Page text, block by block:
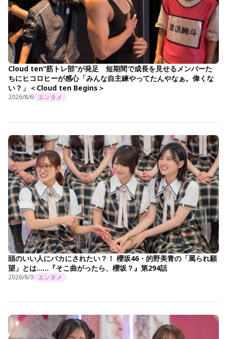
Cloud ten“筋トレ部”が発足 短期間で成長を見せるメンバーた
ちにヒコロヒーが感心「みんな自主練やってたんやなぁ。偉くな
い？」＜Cloud ten Begins＞
2026/8/6 エンタメ
頭のいい人にバカにされたい？！ 櫻坂46・的野美青の「罵られ願
望」とは……『そこ曲がったら、櫻坂？』第294話
2026/8/3 エンタメ